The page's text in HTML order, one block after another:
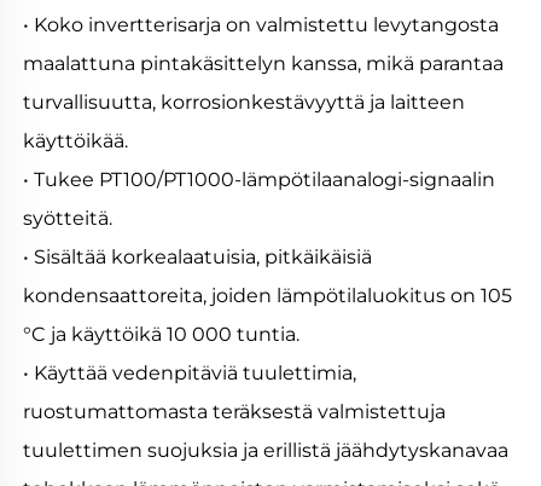
• Koko invertterisarja on valmistettu levytangosta
maalattuna pintakäsittelyn kanssa, mikä parantaa
turvallisuutta, korrosionkestävyyttä ja laitteen
käyttöikää.
• Tukee PT100/PT1000-lämpötilaanalogi-signaalin
syötteitä.
• Sisältää korkealaatuisia, pitkäikäisiä
kondensaattoreita, joiden lämpötilaluokitus on 105
°C ja käyttöikä 10 000 tuntia.
• Käyttää vedenpitäviä tuulettimia,
ruostumattomasta teräksestä valmistettuja
tuulettimen suojuksia ja erillistä jäähdytyskanavaa